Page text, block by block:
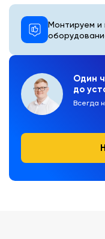
Один
до
Всегда
Монтируем и